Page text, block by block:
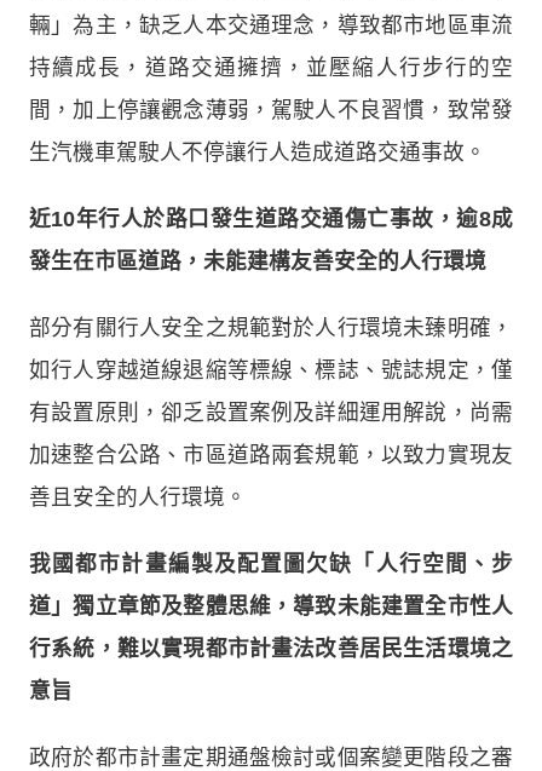
輛」為主，缺乏人本交通理念，導致都市地區車流
持續成長，道路交通擁擠，並壓縮人行步行的空
間，加上停讓觀念薄弱，駕駛人不良習慣，致常發
生汽機車駕駛人不停讓行人造成道路交通事故。
近10年行人於路口發生道路交通傷亡事故，逾8成
發生在市區道路，未能建構友善安全的人行環境
部分有關行人安全之規範對於人行環境未臻明確，
如行人穿越道線退縮等標線、標誌、號誌規定，僅
有設置原則，卻乏設置案例及詳細運用解說，尚需
加速整合公路、市區道路兩套規範，以致力實現友
善且安全的人行環境。
我國都市計畫編製及配置圖欠缺「人行空間、步
道」獨立章節及整體思維，導致未能建置全市性人
行系統，難以實現都市計畫法改善居民生活環境之
意旨
政府於都市計畫定期通盤檢討或個案變更階段之審